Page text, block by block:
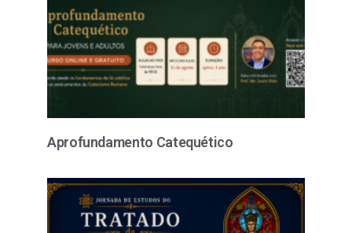
Aprofundamento Catequético